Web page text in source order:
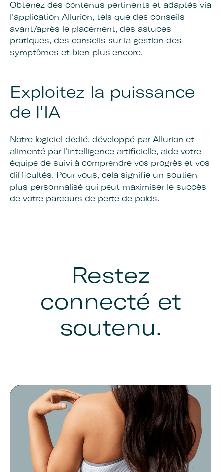
Obtenez des contenus pertinents et adaptés via
l'application Allurion, tels que des conseils
avant/après le placement, des astuces
pratiques, des conseils sur la gestion des
symptômes et bien plus encore.
Exploitez la puissance
de l'IA
Notre logiciel dédié, développé par Allurion et
alimenté par l'intelligence artificielle, aide votre
équipe de suivi à comprendre vos progrès et vos
difficultés. Pour vous, cela signifie un soutien
plus personnalisé qui peut maximiser le succès
de votre parcours de perte de poids.
Restez
connecté et
soutenu.